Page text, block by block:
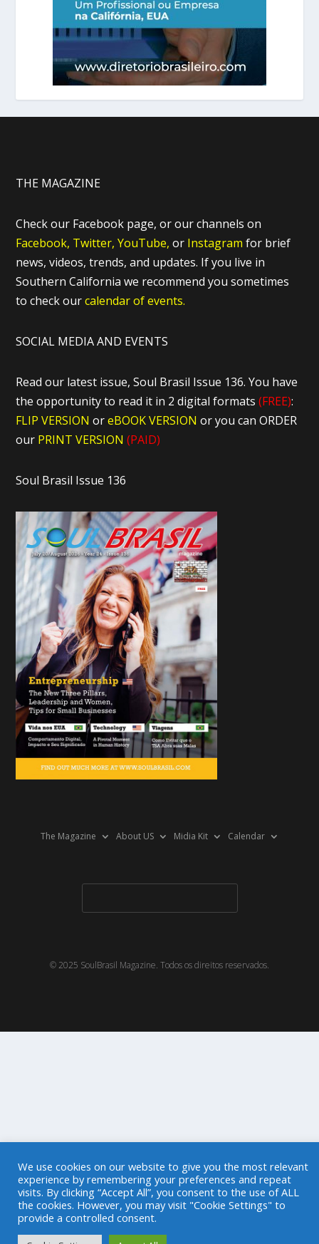
THE MAGAZINE
Check our Facebook page, or our channels on
Facebook, Twitter, YouTube, or Instagram for brief
news, videos, trends, and updates. If you live in
Southern California we recommend you sometimes
to check ourcalendar of events.
SOCIAL MEDIA AND EVENTS
Read our latest issue, Soul Brasil Issue 136. You have
the opportunity to read it in 2 digital formats(FREE):
FLIP VERSION oreBOOK VERSIONor you can ORDER
our PRINT VERSION (PAID)
Soul Brasil Issue 136
The Magazine About US Midia Kit Calendar
© 2025 SoulBrasil Magazine. Todos os direitos reservados.
We use cookies on our website to give you the most relevant
experience by remembering your preferences and repeat
visits. By clicking “Accept All”, you consent to the use of ALL
the cookies. However, you may visit "Cookie Settings" to
provide a controlled consent.